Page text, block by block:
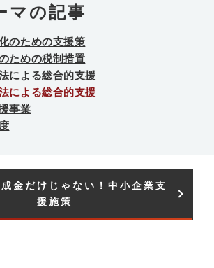
マの記事
のための支援策
ための税制措置
による総合的支援
による総合的支援
事業
金だけじゃない！中小企業支
援施策​